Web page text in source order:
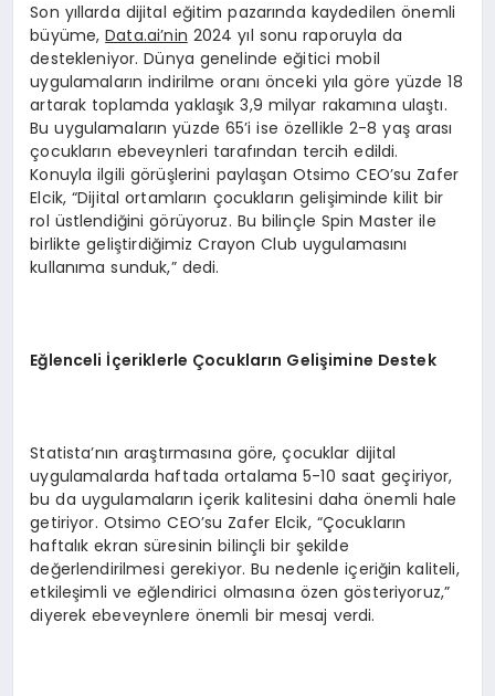
Son yıllarda dijital eğitim pazarında kaydedilen önemli
büyüme,Data.ai’nin 2024 yıl sonu raporuyla da
destekleniyor. Dünya genelinde eğitici mobil
uygulamaların indirilme oranı önceki yıla göre yüzde 18
artarak toplamda yaklaşık 3,9 milyar rakamına ulaştı.
Bu uygulamaların yüzde 65’i ise özellikle 2-8 yaş arası
çocukların ebeveynleri tarafından tercih edildi.
Konuyla ilgili görüşlerini paylaşan Otsimo CEO’su Zafer
Elcik, “Dijital ortamların çocukların gelişiminde kilit bir
rol üstlendiğini görüyoruz. Bu bilinçle Spin Master ile
birlikte geliştirdiğimiz Crayon Club uygulamasını
kullanıma sunduk,” dedi.
Eğlenceli İçeriklerle Çocukların Gelişimine Destek
Statista’nın araştırmasına göre, çocuklar dijital
uygulamalarda haftada ortalama 5-10 saat geçiriyor,
bu da uygulamaların içerik kalitesini daha önemli hale
getiriyor. Otsimo CEO’su Zafer Elcik, “Çocukların
haftalık ekran süresinin bilinçli bir şekilde
değerlendirilmesi gerekiyor. Bu nedenle içeriğin kaliteli,
etkileşimli ve eğlendirici olmasına özen gösteriyoruz,”
diyerek ebeveynlere önemli bir mesaj verdi.